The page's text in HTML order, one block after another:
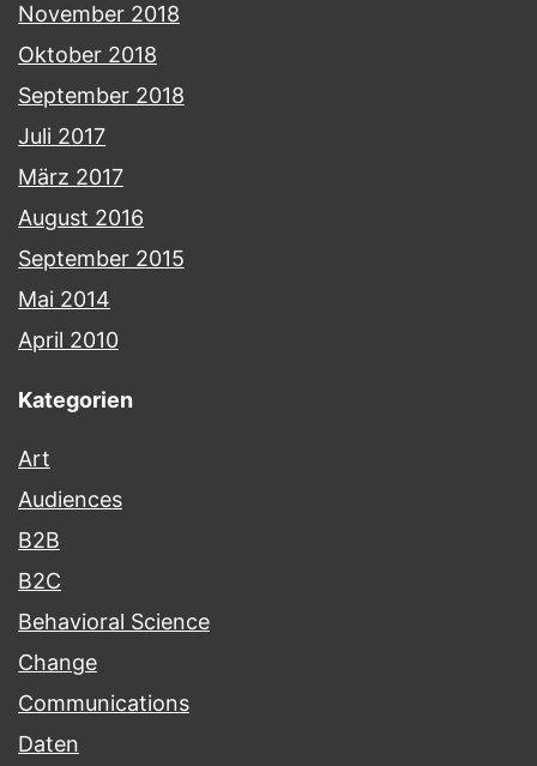
November 2018
Oktober 2018
September 2018
Juli 2017
März 2017
August 2016
September 2015
Mai 2014
April 2010
Kategorien
Art
Audiences
B2B
B2C
Behavioral Science
Change
Communications
Daten